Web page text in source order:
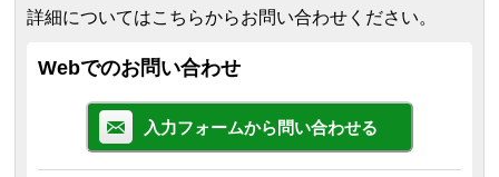
詳細についてはこちらからお問い合わせください。
Webでのお問い合わせ
入力フォームから問い合わせる